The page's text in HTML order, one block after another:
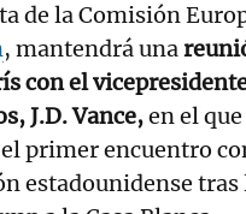
de la Comisión
, mantendrá una
con el
J.D. Vance,en el que
primer encuentro
estadounidense tras